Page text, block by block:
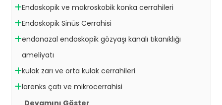
Endoskopik ve makroskobik konka cerrahileri
Endoskopik Sinüs Cerrahisi
endonazal endoskopik gözyaşı kanalı tıkanıklığı
ameliyatı
kulak zarı ve orta kulak cerrahileri
larenks çatı ve mikrocerrahisi
Devamını Göster